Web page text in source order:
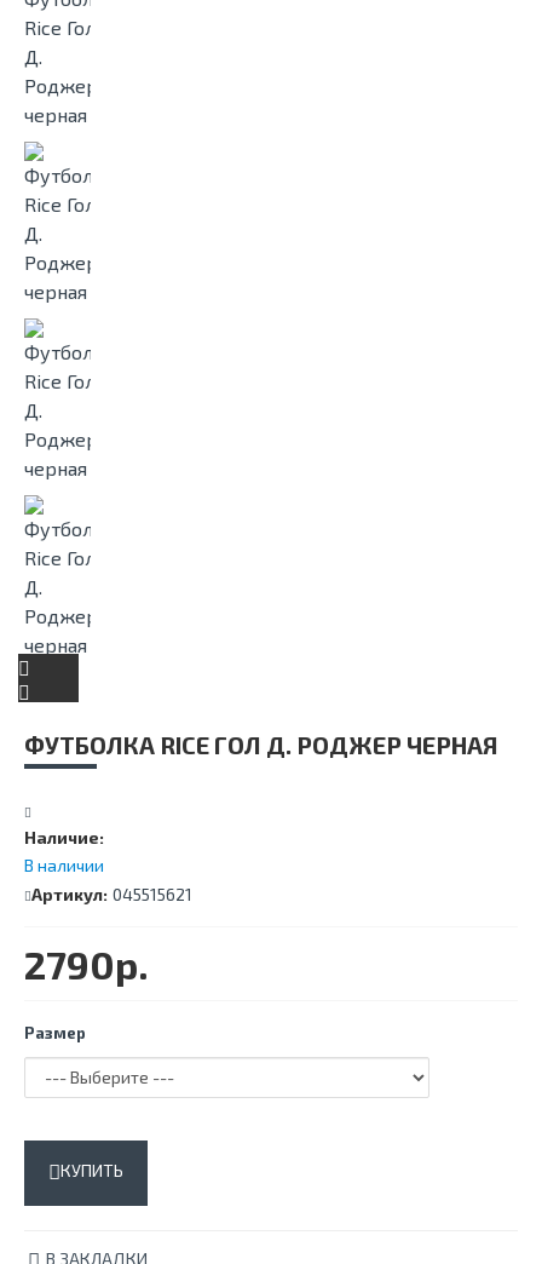
ФУТБОЛКА RICE ГОЛ Д. РОДЖЕР ЧЕРНАЯ
Наличие:
В наличии
Артикул: 045515621
2790р.
Размер
КУПИТЬ
В ЗАКЛАДКИ